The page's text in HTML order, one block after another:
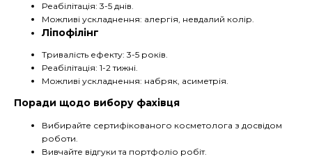
Реабілітація: 3-5 днів.
Можливі ускладнення: алергія, невдалий колір.
Ліпофілінг
Тривалість ефекту: 3-5 років.
Реабілітація: 1-2 тижні.
Можливі ускладнення: набряк, асиметрія.
Поради щодо вибору фахівця
Вибирайте сертифікованого косметолога з досвідом
роботи.
Вивчайте відгуки та портфоліо робіт.